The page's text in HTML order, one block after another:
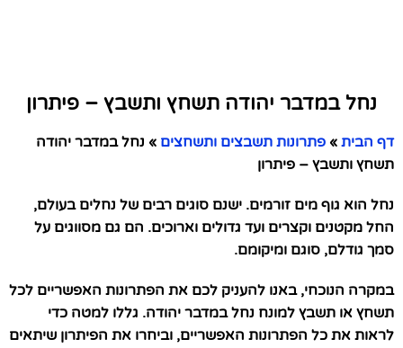
נחל במדבר יהודה תשחץ ותשבץ – פיתרון
דף הבית » פתרונות תשבצים ותשחצים » נחל במדבר יהודה
תשחץ ותשבץ – פיתרון
נחל הוא גוף מים זורמים. ישנם סוגים רבים של נחלים בעולם,
החל מקטנים וקצרים ועד גדולים וארוכים. הם גם מסווגים על
סמך גודלם, סוגם ומיקומם.
במקרה הנוכחי, באנו להעניק לכם את הפתרונות האפשריים לכל
תשחץ או תשבץ למונח נחל במדבר יהודה. גללו למטה כדי
לראות את כל הפתרונות האפשריים, וביחרו את הפיתרון שיתאים